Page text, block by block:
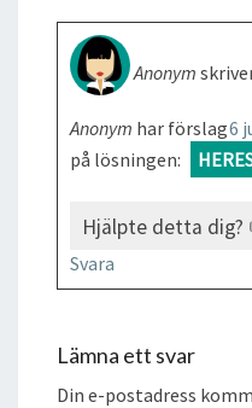
Anonym
6
Anonym har förslag
på lösningen:
Hjälpte detta dig?
Svara
Lämna ett svar
Din e-postadress